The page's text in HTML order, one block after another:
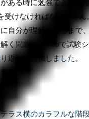
ある時に勉強できる点
受けなければなりません
自分が理解できるまで
く問題も、 Webで試験
返し、勉強しました。
ラス横のカラフルな階